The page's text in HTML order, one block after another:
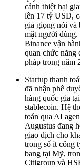
cảnh thiệt hại
lên 17 tỷ USD,
giả giọng nói và
mặt người dùng.
Binance vận
quan chức năng
pháp trong năm
Startup thanh
đã nhận phê
hàng quốc gia
stablecoin. Hệ
toán qua AI
Augustus đang
giao dịch cho
trong số ít công
bang tại Mỹ,
Citigroup và